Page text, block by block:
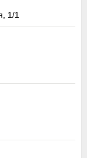
1/1